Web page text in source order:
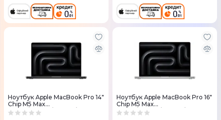
Ноутбук Apple MacBook Pro 14"
Chip M5 Max
18CPU/32GPU/36RAM/2TB
Ноутбук Apple MacBook Pro 16"
Chip M5 Max
18CPU/32GPU/36RAM/2TB